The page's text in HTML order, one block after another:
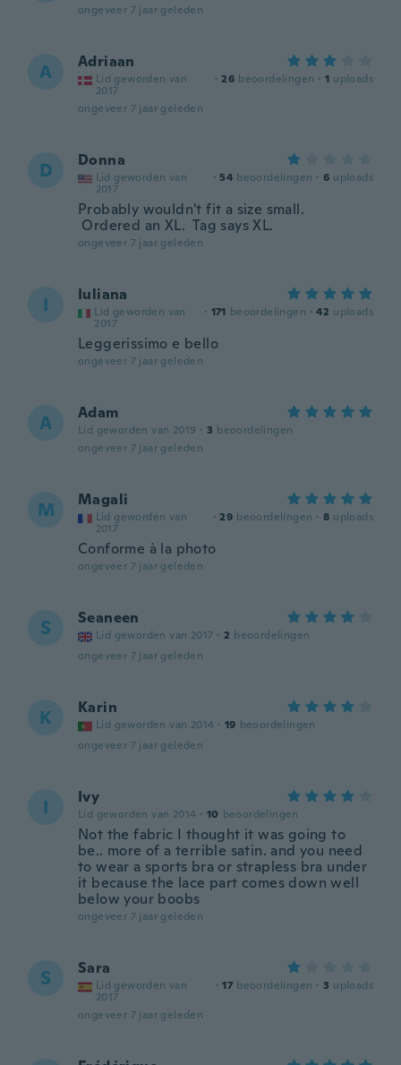
ongeveer 7 jaar geleden
A Adriaan
Lid geworden van
2017
· 26 beoordelingen · 1 uploads
ongeveer 7 jaar geleden
D Donna
Lid geworden van
2017
· 54 beoordelingen · 6 uploads
Probably wouldn't fit a size small.
Ordered an XL. Tag says XL.
ongeveer 7 jaar geleden
I Iuliana
Lid geworden van
2017
· 171 beoordelingen · 42 uploads
Leggerissimo e bello
ongeveer 7 jaar geleden
A Adam
Lid geworden van 2019 · 3 beoordelingen
ongeveer 7 jaar geleden
M Magali
Lid geworden van
2017
· 29 beoordelingen · 8 uploads
Conforme à la photo
ongeveer 7 jaar geleden
S Seaneen
Lid geworden van 2017 · 2 beoordelingen
ongeveer 7 jaar geleden
K Karin
Lid geworden van 2014 · 19 beoordelingen
ongeveer 7 jaar geleden
I Ivy
Lid geworden van 2014 · 10 beoordelingen
Not the fabric I thought it was going to
be.. more of a terrible satin. and you need
to wear a sports bra or strapless bra under
it because the lace part comes down well
below your boobs
ongeveer 7 jaar geleden
S Sara
Lid geworden van
2017
· 17 beoordelingen · 3 uploads
ongeveer 7 jaar geleden